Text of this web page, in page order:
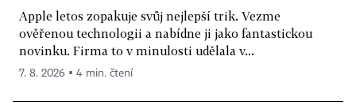
Apple letos zopakuje svůj nejlepší trik. Vezme
ověřenou technologii a nabídne ji jako fantastickou
novinku. Firma to v minulosti udělala v...
7. 8. 2026 ▪ 4 min. čtení